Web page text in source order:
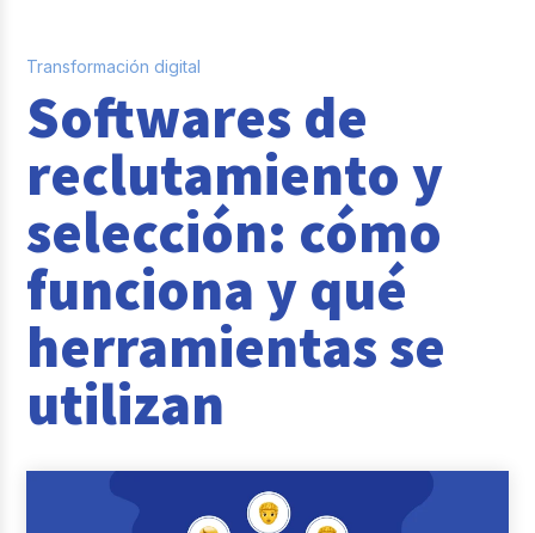
Pago de nómina
Buk
Transformación digital
Tendencias y Data
Reclutamiento y Selección
Casos de éxito
Columna del Experto
Transformación digital
Softwares de
reclutamiento y
selección: cómo
funciona y qué
herramientas se
utilizan